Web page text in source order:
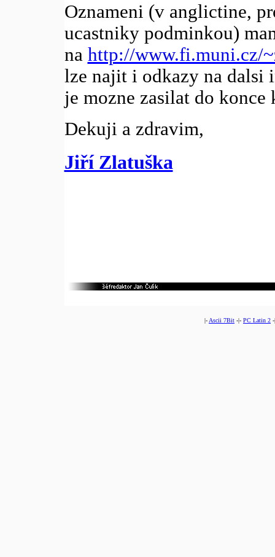
Oznameni (v anglictine,
ucastniky podminkou)
na http://www.fi.muni.cz/
lze najit i odkazy na dalsi
je mozne zasilat do konce
Dekuji a zdravim,
Jiří Zlatuška
|- Ascii 7Bit -|- PC Latin 2